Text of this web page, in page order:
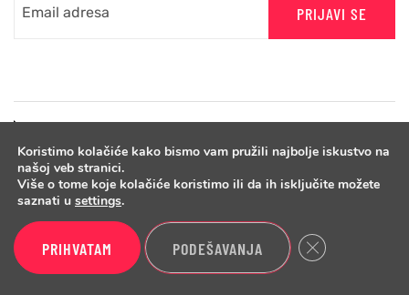
PRIJAVI SE
Koristimo kolačiće kako bismo vam pružili najbolje iskustvo na
našoj veb stranici.
Više o tome koje kolačiće koristimo ili da ih isključite možete
saznati u settings.
PRIHVATAM PODEŠAVANJA Close GDPR